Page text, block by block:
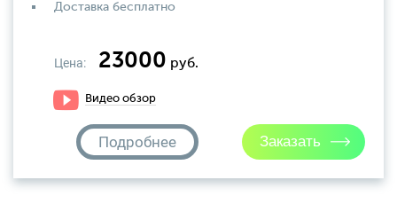
Доставка бесплатно
Цена: 23000 руб.
Видео обзор
Подробнее